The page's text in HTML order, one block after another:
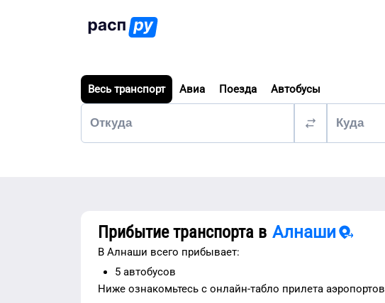
Весь транспорт Авиа Поезда Автобусы
Прибытие транспорта в Алнаши
В Алнаши всего прибывает:
5 автобусов
Ниже ознакомьтесь с онлайн-табло прилета аэропортов